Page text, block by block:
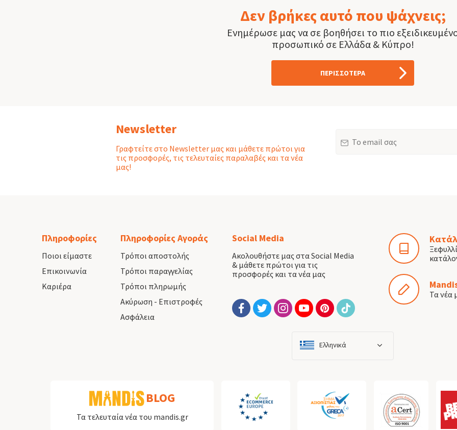
Δεν βρήκες αυτό που ψάχνεις;
Ενημέρωσε μας να σε βοηθήσει το πιο
προσωπικό σε Ελλάδα & Κύπρο!
ΠΕΡΙΣΣΟΤΕΡΑ
Newsletter
Γραφτείτε στο Newsletter μας και μάθετε πρώτοι για
τις προσφορές, τις τελευταίες παραλαβές και τα νέα
μας!
Πληροφορίες
Ποιοι είμαστε
Επικοινωνία
Καριέρα
Πληροφορίες Αγοράς
Τρόποι αποστολής
Τρόποι παραγγελίας
Τρόποι πληρωμής
Ακύρωση - Επιστροφές
Ασφάλεια
Ελληνικά
Social Media
Ακολουθήστε μας στα Social Media
& μάθετε πρώτοι για τις
προσφορές και τα νέα μας
Τα νέα
BLOG
Τα τελευταία νέα του mandis.gr